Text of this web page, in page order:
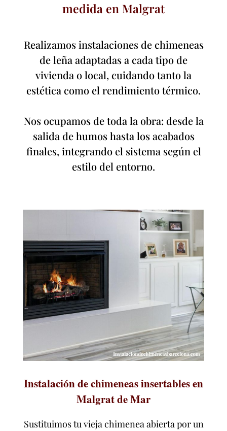
medida en Malgrat
Realizamos instalaciones de chimeneas
de leña adaptadas a cada tipo de
vivienda o local, cuidando tanto la
estética como el rendimiento térmico.
Nos ocupamos de toda la obra: desde la
salida de humos hasta los acabados
finales, integrando el sistema según el
estilo del entorno.
Instalación de chimeneas insertables en
Malgrat de Mar
Sustituimos tu vieja chimenea abierta por un